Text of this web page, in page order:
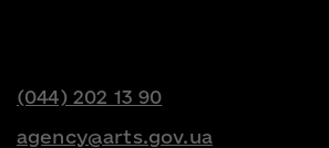
(044) 202 13 90
agency@arts.gov.ua